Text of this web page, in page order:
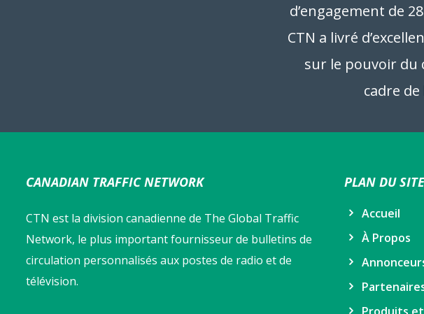
d’engagement de
CTN a livré
sur le pouvoir du
cadre
CANADIAN TRAFFIC NETWORK
CTN est la division canadienne de The Global Traffic
Network, le plus important fournisseur de bulletins de
circulation personnalisés aux postes de radio et de
télévision.
PLAN DU SITE
Accueil
À Propos